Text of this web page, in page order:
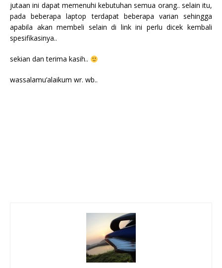
jutaan ini dapat memenuhi kebutuhan semua orang.. selain itu,
pada beberapa laptop terdapat beberapa varian sehingga
apabila akan membeli selain di link ini perlu dicek kembali
spesifikasinya..
sekian dan terima kasih..
wassalamu’alaikum wr. wb..